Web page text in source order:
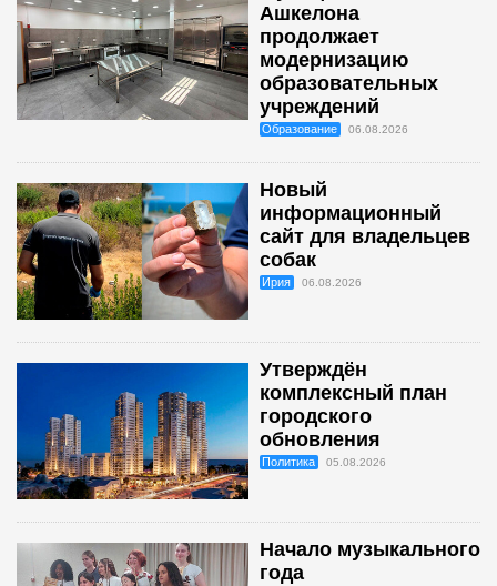
Ашкелона
продолжает
модернизацию
образовательных
учреждений
Образование 06.08.2026
Новый
информационный
сайт для владельцев
собак
Ирия 06.08.2026
Утверждён
комплексный план
городского
обновления
Политика 05.08.2026
Начало музыкального
года